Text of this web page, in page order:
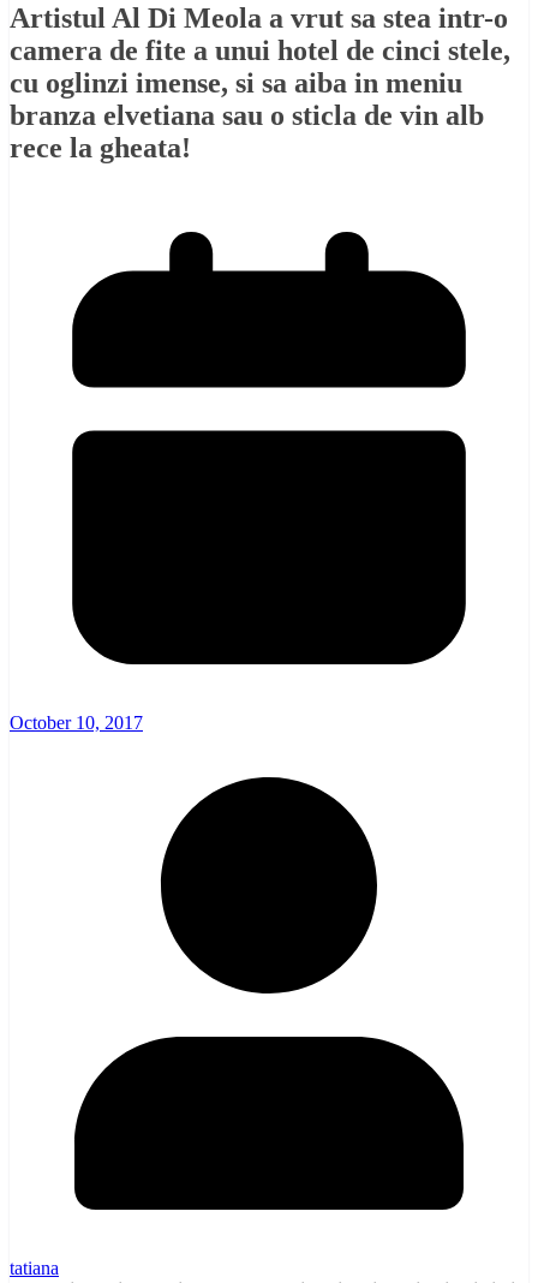
Artistul Al Di Meola a vrut sa stea intr-o
camera de fite a unui hotel de cinci stele,
cu oglinzi imense, si sa aiba in meniu
branza elvetiana sau o sticla de vin alb
rece la gheata!
October 10, 2017
tatiana